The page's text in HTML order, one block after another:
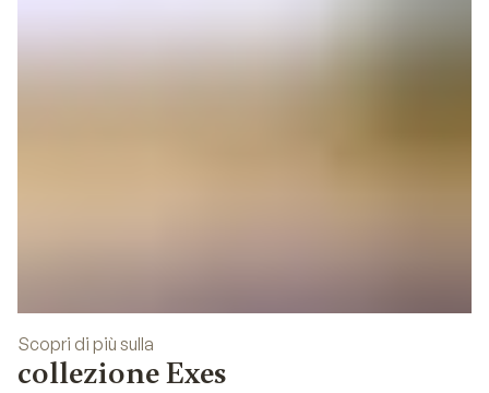
Scopri di più sulla
collezione Exes